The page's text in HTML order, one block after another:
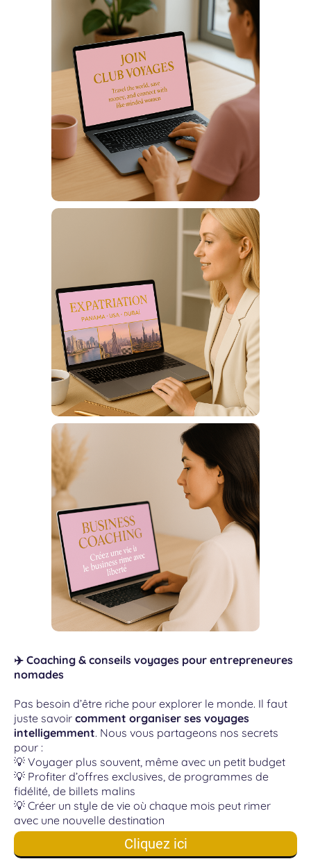
✈️ Coaching & conseils voyages pour entrepreneures
nomades
Pas besoin d’être riche pour explorer le monde. Il faut
juste savoir comment organiser ses voyages
intelligemment. Nous vous partageons nos secrets
pour :
💡 Voyager plus souvent, même avec un petit budget
💡 Profiter d’offres exclusives, de programmes de
fidélité, de billets malins
💡 Créer un style de vie où chaque mois peut rimer
avec une nouvelle destination
Cliquez ici